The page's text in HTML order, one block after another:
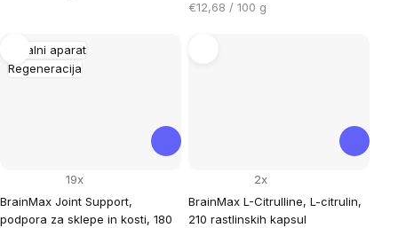
Cena
€12,68 / 100 g
Gibalni aparat
Regeneracija
BrainMax Joint Support,
podpora za sklepe in kosti, 180
19x
BrainMax L-Citrulline, L-citrulin,
210 rastlinskih kapsul
2x